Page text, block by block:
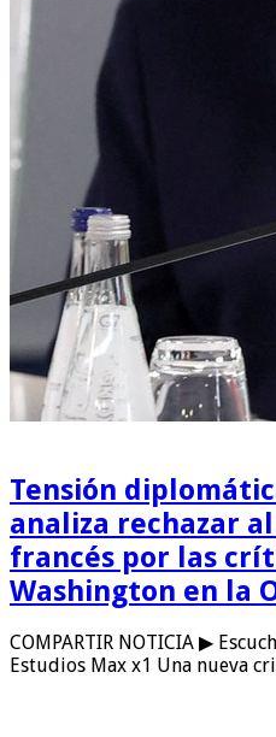
Tensión
analiza rechazar
francés por las
Washington en la
COMPARTIR NOTICIA ▶
Estudios Max x1 Una nueva